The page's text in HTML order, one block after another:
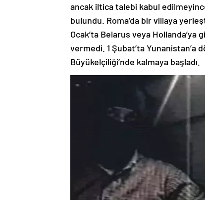
ancak iltica talebi kabul
bulundu. Roma’da bir villaya
Ocak’ta Belarus veya
vermedi. 1 Şubat’ta Yunanistan’a
Büyükelçiliği’nde kalmaya başladı.